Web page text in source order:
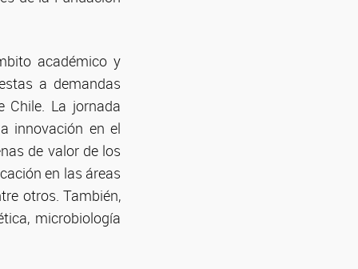
académico y
a demandas
Chile. La jornada
innovación en el
de valor de los
en las áreas
otros. También,
microbiología